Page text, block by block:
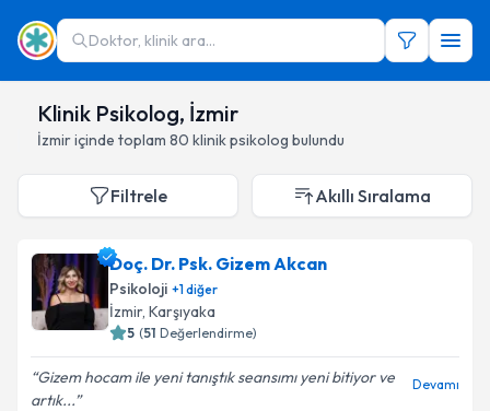
Doktor, klinik ara...
Klinik Psikolog, İzmir
İzmiriçinde toplam 80 klinik psikolog bulundu
Filtrele Akıllı Sıralama
Doç. Dr. Psk. Gizem Akcan
Psikoloji +1diğer
İzmir, Karşıyaka
5 (51 Değerlendirme)
Gizem hocam ile yeni tanıştık seansımı yeni bitiyor ve
artık...
Devamı